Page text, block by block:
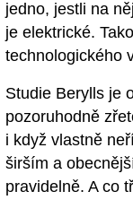
jedno, jestli na
je elektrické.
technologického
Studie Berylls je
pozoruhodně
i když vlastně
širším a
pravidelně. A co